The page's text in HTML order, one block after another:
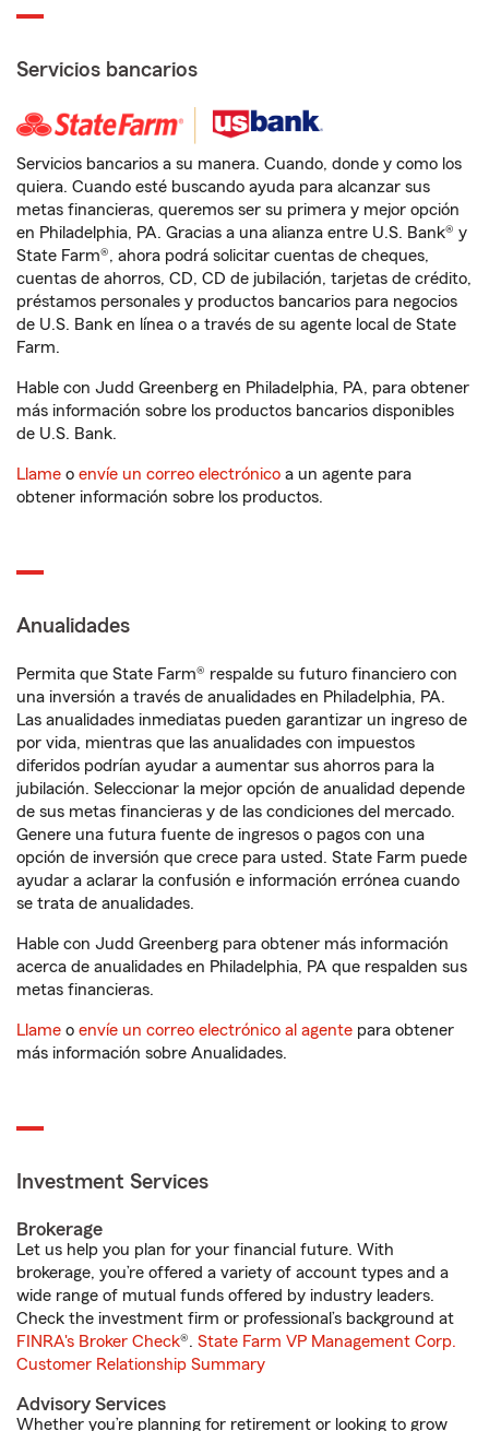
Servicios bancarios
Servicios bancarios a su manera. Cuando, donde y como los
quiera. Cuando esté buscando ayuda para alcanzar sus
metas financieras, queremos ser su primera y mejor opción
en Philadelphia, PA. Gracias a una alianza entre U.S. Bank® y
State Farm®, ahora podrá solicitar cuentas de cheques,
cuentas de ahorros, CD, CD de jubilación, tarjetas de crédito,
préstamos personales y productos bancarios para negocios
de U.S. Bank en línea o a través de su agente local de State
Farm.
Hable con Judd Greenberg en Philadelphia, PA, para obtener
más información sobre los productos bancarios disponibles
de U.S. Bank.
Llame o envíe un correo electrónico a un agente para
obtener información sobre los productos.
Anualidades
Permita que State Farm® respalde su futuro financiero con
una inversión a través de anualidades en Philadelphia, PA.
Las anualidades inmediatas pueden garantizar un ingreso de
por vida, mientras que las anualidades con impuestos
diferidos podrían ayudar a aumentar sus ahorros para la
jubilación. Seleccionar la mejor opción de anualidad depende
de sus metas financieras y de las condiciones del mercado.
Genere una futura fuente de ingresos o pagos con una
opción de inversión que crece para usted. State Farm puede
ayudar a aclarar la confusión e información errónea cuando
se trata de anualidades.
Hable con Judd Greenberg para obtener más información
acerca de anualidades en Philadelphia, PA que respalden sus
metas financieras.
Llame o envíe un correo electrónico al agente para obtener
más información sobre Anualidades.
Investment Services
Brokerage
Let us help you plan for your financial future. With
brokerage, you’re offered a variety of account types and a
wide range of mutual funds offered by industry leaders.
Check the investment firm or professional’s background at
FINRA's Broker Check®. State Farm VP Management Corp.
Customer Relationship Summary
Advisory Services
Whether you’re planning for retirement or looking to grow